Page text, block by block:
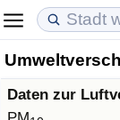
Daten zur
Lebensqualität
Lebensqualität-